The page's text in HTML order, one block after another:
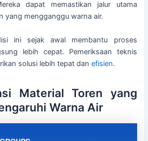
dapat memastikan jalur utama
yang mengganggu warna air.
ini sejak awal membantu proses
lebih cepat. Pemeriksaan teknis
solusi lebih tepat danefisien.
Material Toren yang
Warna Air